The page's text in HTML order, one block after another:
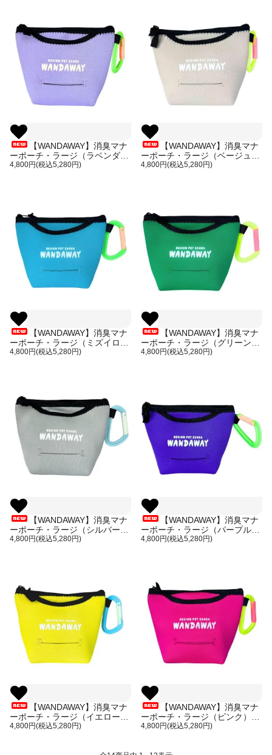
【WANDAWAY】消臭マナ
ーポーチ・ラージ（ラベンダ
ー）軽量で伸縮性・防水性・耐
4,800円(税込5,280円)
【WANDAWAY】消臭マナ
ーポーチ・ラージ（ベージュ）
軽量で伸縮性・防水性・耐久性
4,800円(税込5,280円)
【WANDAWAY】消臭マナ
ーポーチ・ラージ（ミズイロ）
軽量で伸縮性・防水性・耐久性
4,800円(税込5,280円)
【WANDAWAY】消臭マナ
ーポーチ・ラージ（グリーン）
軽量で伸縮性・防水性・耐久性
4,800円(税込5,280円)
【WANDAWAY】消臭マナ
ーポーチ・ラージ（シルバー）
軽量で伸縮性・防水性・耐久性
4,800円(税込5,280円)
【WANDAWAY】消臭マナ
ーポーチ・ラージ（パープル）
軽量で伸縮性・防水性・耐久性
4,800円(税込5,280円)
【WANDAWAY】消臭マナ
ーポーチ・ラージ（イエロー）
軽量で伸縮性・防水性・耐久性
4,800円(税込5,280円)
【WANDAWAY】消臭マナ
ーポーチ・ラージ（ピンク）軽
量で伸縮性・防水性・耐久性に
4,800円(税込5,280円)